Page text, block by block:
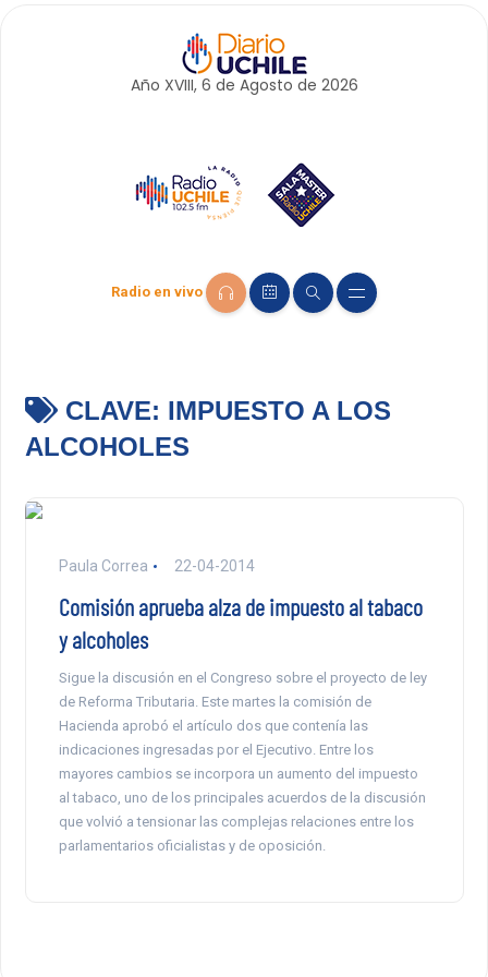
Año XVIII, 6 de Agosto de 2026
Radio en vivo
CLAVE: IMPUESTO A LOS
ALCOHOLES
Paula Correa 22-04-2014
Comisión aprueba alza de impuesto al tabaco
y alcoholes
Sigue la discusión en el Congreso sobre el proyecto de ley
de Reforma Tributaria. Este martes la comisión de
Hacienda aprobó el artículo dos que contenía las
indicaciones ingresadas por el Ejecutivo. Entre los
mayores cambios se incorpora un aumento del impuesto
al tabaco, uno de los principales acuerdos de la discusión
que volvió a tensionar las complejas relaciones entre los
parlamentarios oficialistas y de oposición.